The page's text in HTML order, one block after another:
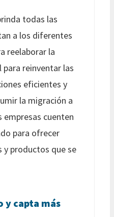
todas las
a los diferentes
reelaborar la
reinventar las
eficientes y
la migración a
empresas cuenten
para ofrecer
y productos que se
y capta más